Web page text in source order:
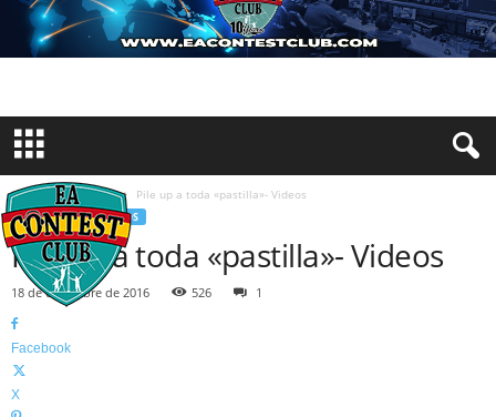
Inicio Concursos Pile up a toda «pastilla»- Videos
CONCURSOS VIDEOS
Pile up a toda «pastilla»- Videos
18 de diciembre de 2016 526 1
Facebook
X